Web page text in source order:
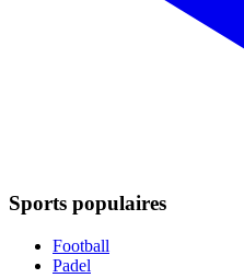
Sports populaires
Football
Padel